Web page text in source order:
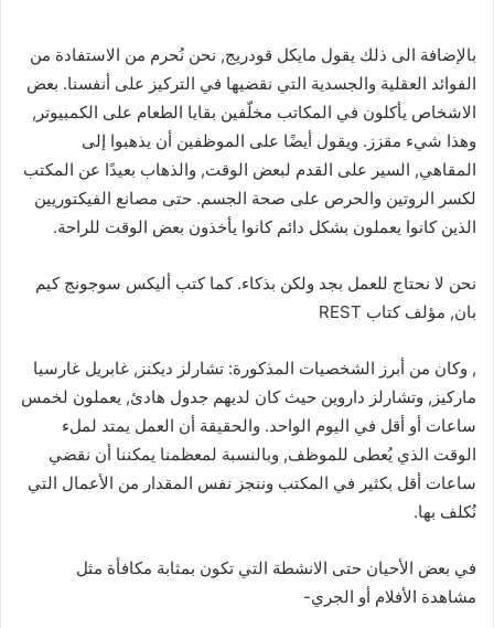
بالإضافة الى ذلك يقول مايكل قودريج, نحن نُحرم من الاستفادة من
الفوائد العقلية والجسدية التي نقضيها في التركيز على أنفسنا. بعض
الاشخاص يأكلون في المكاتب مخلّفين بقايا الطعام على الكمبيوتر,
وهذا شيء مقزز. ويقول أيضًا على الموظفين أن يذهبوا إلى
المقاهي, السير على القدم لبعض الوقت, والذهاب بعيدًا عن المكتب
لكسر الروتين والحرص على صحة الجسم. حتى مصانع الفيكتوريين
الذين كانوا يعملون بشكل دائم كانوا يأخذون بعض الوقت للراحة.
نحن لا نحتاج للعمل بجد ولكن بذكاء. كما كتب أليكس سوجونج كيم
بان, مؤلف كتاب REST
, وكان من أبرز الشخصيات المذكورة: تشارلز ديكنز, غابريل غارسيا
ماركيز, وتشارلز داروين حيث كان لديهم جدول هادئ, يعملون لخمس
ساعات أو أقل في اليوم الواحد. والحقيقة أن العمل يمتد لملء
الوقت الذي يُعطى للموظف, وبالنسبة لمعظمنا يمكننا أن نقضي
ساعات أقل بكثير في المكتب وننجز نفس المقدار من الأعمال التي
نُكلف بها.
في بعض الأحيان حتى الانشطة التي تكون بمثابة مكافأة مثل
مشاهدة الأفلام أو الجري-